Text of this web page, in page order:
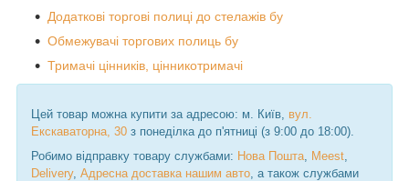
Додаткові торгові полиці до стелажів бу
Обмежувачі торгових полиць бу
Тримачі цінників, цінникотримачі
Цей товар можна купити за адресою: м. Київ, вул.
Екскаваторна, 30 з понеділка до п'ятниці (з 9:00 до 18:00).
Робимо відправку товару службами: Нова Пошта Meest
Delivery, Адресна доставка нашим авто , а також службами